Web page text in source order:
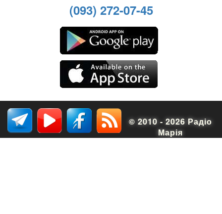
(093) 272-07-45
© 2010 - 2026 Радіо
Марія